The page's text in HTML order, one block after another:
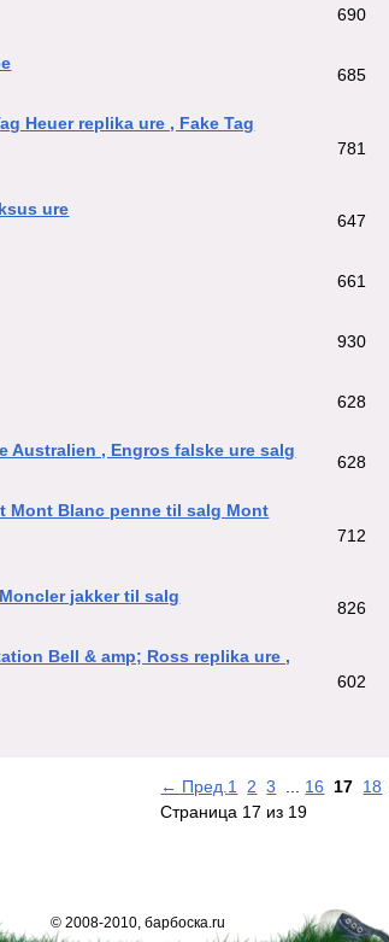
690
685
Heuer replika ure , Fake Tag
781
ure
647
661
930
628
Australien , Engros falske ure salg
628
Mont Blanc penne til salg Mont
712
jakker til salg
826
Bell & amp; Ross replika ure ,
602
← Пред. 1 2 3 16 17 18
Страница 17 из 19
© 2008-2010, барбоска.ru